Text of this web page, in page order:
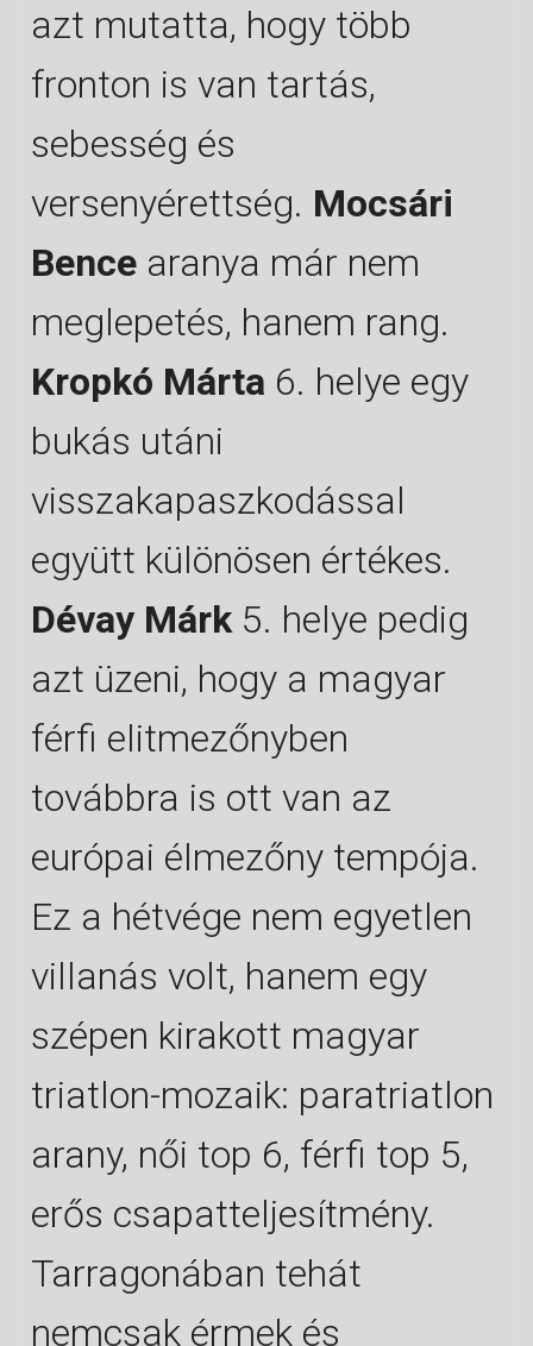
azt mutatta, hogy több
fronton is van tartás,
sebesség és
versenyérettség. Mocsári
Bence aranya már nem
meglepetés, hanem rang.
Kropkó Márta 6. helye egy
bukás utáni
visszakapaszkodással
együtt különösen értékes.
Dévay Márk5. helye pedig
azt üzeni, hogy a magyar
férfi elitmezőnyben
továbbra is ott van az
európai élmezőny tempója.
Ez a hétvége nem egyetlen
villanás volt, hanem egy
szépen kirakott magyar
triatlon-mozaik: paratriatlon
arany, női top 6, férfi top 5,
erős csapatteljesítmény.
Tarragonában tehát
nemcsak érmek és